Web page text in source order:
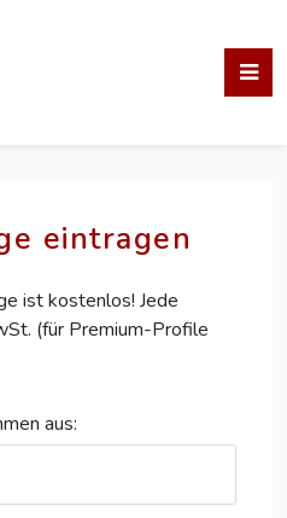
eintragen
ist kostenlos! Jede
(für Premium-Profile
aus: